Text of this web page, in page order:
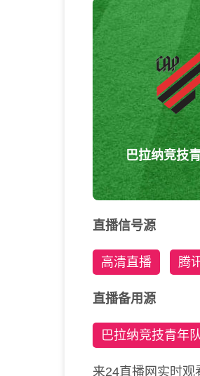
巴拉纳竞技
直播信号源
高清直播 腾
直播备用源
巴拉纳竞技青年
来24直播网实时